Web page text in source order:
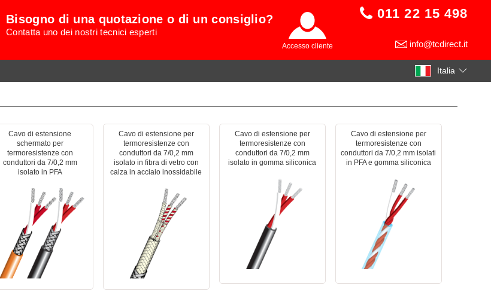
Italia
011 22 15 498
info@tcdirect.it
Accesso cliente
Bisogno di una quotazione o di un consiglio?
Contatta uno dei nostri tecnici esperti
Cavo di estensione
schermato per
termoresistenze con
conduttori da 7/0,2 mm
isolato in PFA
Cavo di estensione per
termoresistenze con
conduttori da 7/0,2 mm
isolato in fibra di vetro con
calza in acciaio inossidabile
Cavo di estensione per
termoresistenze con
conduttori da 7/0,2 mm
isolato in gomma siliconica
Cavo di estensione per
termoresistenze con
conduttori da 7/0,2 mm isolati
in PFA e gomma siliconica